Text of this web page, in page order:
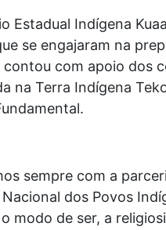
Estadual Indígena
se engajaram na
com apoio dos
na Terra Indígena
sempre com a
Nacional dos Povos
modo de ser, a